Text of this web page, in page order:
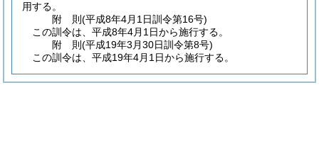
用する。
附 則(平成8年4月1日訓令第16号)
この訓令は、平成8年4月1日から施行する。
附 則(平成19年3月30日訓令第8号)
この訓令は、平成19年4月1日から施行する。